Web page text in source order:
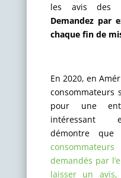
les avis des
Demandez par
chaque fin de
En 2020, en
consommateurs
pour une
intéressant
démontre que
demandés par
laisser un